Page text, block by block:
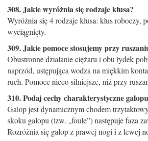
308. Jakie wyróżnia się rodzaje kłusa?
Wyróżnia się 4 rodzaje kłusa: kłus roboczy,
wyciągnięty.
309. Jakie pomoce stosujemy przy
Obustronne działanie ciężaru i obu łydek
naprzód, ustępująca wodza na miękkim
ruch. Pomoce nieco silniejsze, niż przy
310. Podaj cechy charakterystyczne galopu
Galop jest dynamicznym chodem
skoku galopu (tzw. „foule”) następuje faza
Rozróżnia się galop z prawej nogi i z lewej